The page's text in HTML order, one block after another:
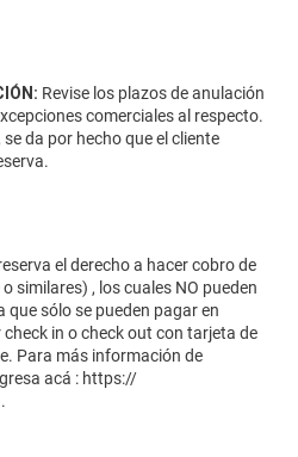
Revise los plazos de anulación
comerciales al respecto.
da por hecho que el cliente
el derecho a hacer cobro de
similares) , los cuales NO pueden
que sólo se pueden pagar en
in o check out con tarjeta de
Para más información de
acá : https://
.